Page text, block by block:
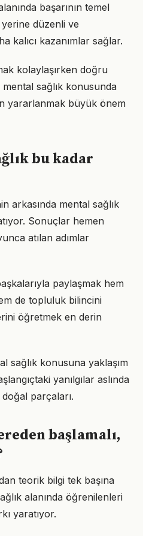
başarının temel
düzenli ve
kalıcı kazanımlar sağlar.
kolaylaşırken doğru
mental sağlık konusunda
yararlanmak büyük önem
bu kadar
arkasında mental sağlık
Sonuçlar hemen
atılan adımlar
paylaşmak hem
de topluluk bilincini
öğretmek en derin
sağlık konusuna yaklaşım
yanılgılar aslında
parçaları.
başlamalı,
teorik bilgi tek başına
alanında öğrenilenleri
yaratıyor.